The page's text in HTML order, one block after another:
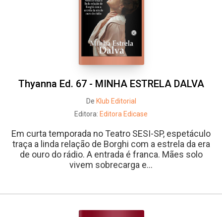
Thyanna Ed. 67 - MINHA ESTRELA DALVA
De Klub Editorial
Editora: Editora Edicase
Em curta temporada no Teatro SESI-SP, espetáculo
traça a linda relação de Borghi com a estrela da era
de ouro do rádio. A entrada é franca. Mães solo
vivem sobrecarga e...